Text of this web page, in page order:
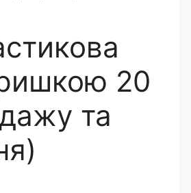
20
та